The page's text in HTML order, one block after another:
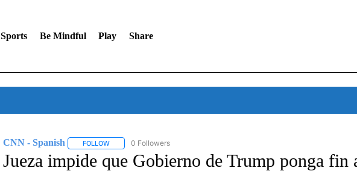
Sports Be Mindful Play Share
CNN - Spanish FOLLOWFOLLOW "CNN - SPANISH" TO RECEIVE NOTIFICATIONS ABOUT NEW PAGES
0 Followers
Jueza impide que Gobierno de Trump ponga fin